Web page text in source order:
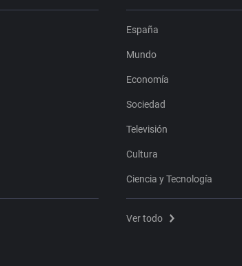
España
Mundo
Economía
Sociedad
Televisión
Cultura
Ciencia y Tecnología
Ver todo